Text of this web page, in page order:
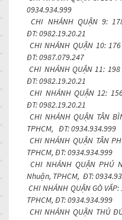
0934.934.999
CHI NHÁNH QUẬN 9:
ĐT:0982.19.20.21
CHI NHÁNH QUẬN 10:
ĐT:0987.079.247
CHI NHÁNH QUẬN 11:
ĐT:0982.19.20.21
CHI NHÁNH QUẬN 12:
ĐT:0982.19.20.21
CHI NHÁNH QUẬN TÂN
TPHCM, ĐT: 0934.934.999
CHI NHÁNH QUẬN TÂN
TPHCM, ĐT: 0934.934.999
CHI NHÁNH QUẬN PHÚ
Nhuận, TPHCM, ĐT:
CHI NHÁNH QUẬN GÒ
TPHCM, ĐT: 0934.934.999
CHI NHÁNH QUẬN THỦ